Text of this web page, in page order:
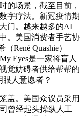
的场景，截至目前，
字疗法。新冠疫情期
门。越来越多的AI
。美国消费者手艺协
René Quashie）
Eyes是一家将盲人
觉妨碍者供给帮帮的
人意愿者？
。美国众议员采用
曾经起头操纵人工